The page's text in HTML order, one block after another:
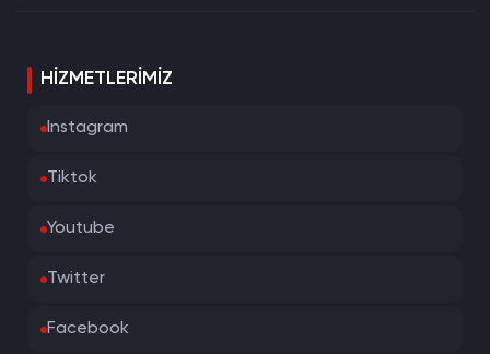
HIZMETLERIMIZ
Instagram
Tiktok
Youtube
Twitter
Facebook